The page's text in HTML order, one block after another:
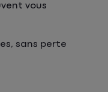
vous
sans perte